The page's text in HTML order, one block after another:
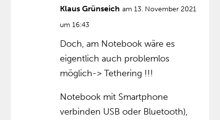
Klaus Grünseich am 13. November 2021
um 16:43
Doch, am Notebook wäre es
eigentlich auch problemlos
möglich-> Tethering !!!
Notebook mit Smartphone
verbinden USB oder Bluetooth),